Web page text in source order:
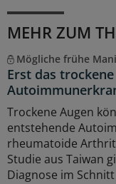
MEHR ZUM
Mögliche frühe
Erst das
Trockene Augen
entstehende
rheumatoide
Studie aus Taiwan
Diagnose im